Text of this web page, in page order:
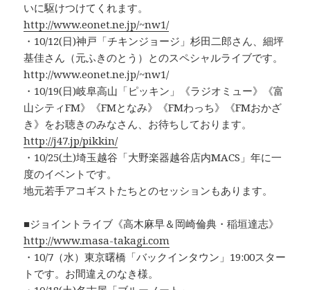
いに駆けつけてくれます。
http://www.eonet.ne.jp/~nw1/
・10/12(日)神戸「チキンジョージ」杉田二郎さん、細坪
基佳さん（元ふきのとう）とのスペシャルライブです。
http://www.eonet.ne.jp/~nw1/
・10/19(日)岐阜高山「ピッキン」《ラジオミュー》《富
山シティFM》《FMとなみ》《FMわっち》《FMおかざ
き》をお聴きのみなさん、お待ちしております。
http://j47.jp/pikkin/
・10/25(土)埼玉越谷「大野楽器越谷店内MACS」年に一
度のイベントです。
地元若手アコギストたちとのセッションもあります。
■ジョイントライブ《高木麻早＆岡崎倫典・稲垣達志》
http://www.masa-takagi.com
・10/7（水）東京曙橋「バックインタウン」19:00スター
トです。お間違えのなき様。